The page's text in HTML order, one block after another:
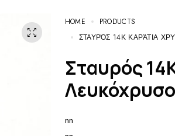
HOME
PRODUCTS
ΣΤΑΥΡΌΣ 14Κ ΚΑΡΆΤΙΑ
Σταυρός 14Κ Καράτια Χρυσό και
nn